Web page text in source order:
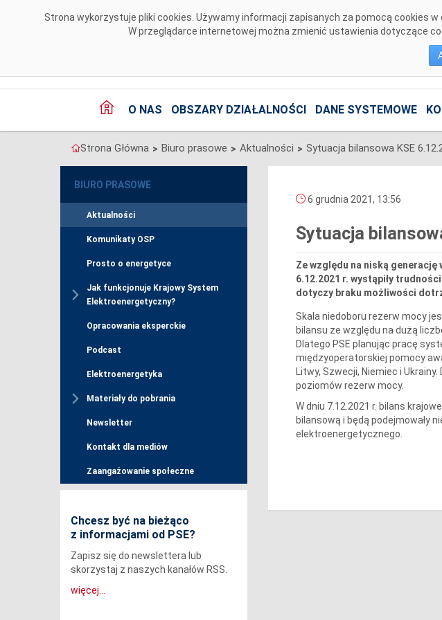
Strona wykorzystuje pliki cookies. Używamy informacji zapisanych za pomocą cookies
W przeglądarce internetowej można zmienić ustawienia dotyczące
O NAS OBSZARY DZIAŁALNOŚCI DANE SYSTEMOWE
Strona Główna > Biuro prasowe > Aktualności > Sytuacja bilansowa KSE
BIURO PRASOWE
Aktualności
Komunikaty OSP
Prosto o energetyce
Jak funkcjonuje Krajowy System
Elektroenergetyczny?
Opracowania eksperckie
Podcast
Elektroenergetyka
Materiały do pobrania
Newsletter
Kontakt dla mediów
Zaangażowanie społeczne
Chcesz być na bieżąco
z informacjami od PSE?
Zapisz się do newslettera lub
skorzystaj z naszych kanałów RSS.
więcej...
6 grudnia 2021, 13:56
Sytuacja
Ze względu na niską
6.12.2021 r. wystąpiły
dotyczy braku możliwości
Skala niedoboru rezerw mocy
bilansu ze względu na dużą
Dlatego PSE planując pracę
międzyoperatorskiej pomocy
Litwy, Szwecji, Niemiec i
poziomów rezerw mocy.
W dniu 7.12.2021 r. bilans
bilansową i będą podejmowały
elektroenergetycznego.